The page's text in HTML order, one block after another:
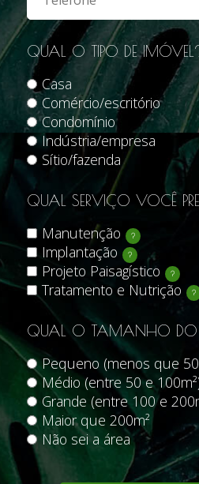
QUAL O TIPO DE
Casa
Comércio/escritório
Condomínio
Indústria/empresa
Sítio/fazenda
QUAL SERVIÇO VOCÊ
Manutenção ?
Implantação ?
Projeto Paisagístico ?
Tratamento e Nutrição ?
QUAL O TAMANHO DO
Pequeno (menos que
Médio (entre 50 e
Grande (entre 100 e
Maior que 200m²
Não sei a área